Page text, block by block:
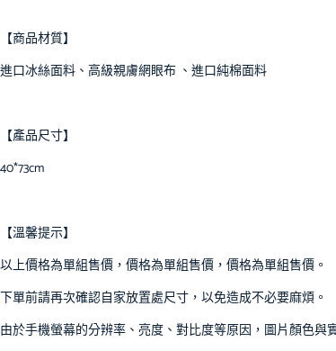
【商品材質】
進口冰絲面料、高級親膚網眼布 、進口純棉面料
【產品尺寸】
40*73cm
【溫馨提示】
以上價格為單組售價，價格為單組售價，價格為單組售價。
下單前請再次確認自家放置處尺寸，以免造成不必要麻煩。
由於手機螢幕的分辨率、亮度、對比度等原因，圖片顏色與